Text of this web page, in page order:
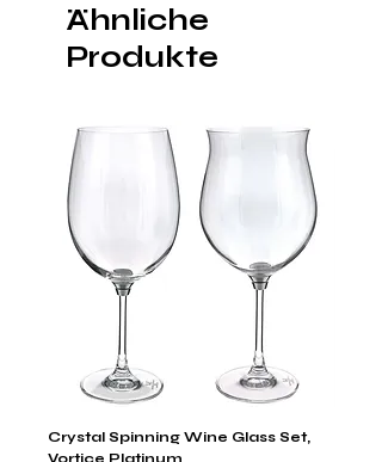
Ähnliche
Produkte
Crystal Spinning Wine Glass Set,
Vortice Platinum